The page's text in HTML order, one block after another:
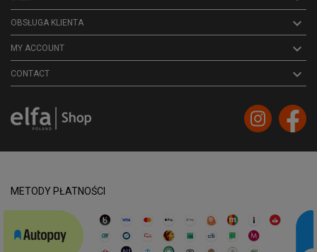
OBSŁUGA KLIENTA 
MY ACCOUNT 
CONTACT keyboard_arrow_down
METODY PŁATNOŚCI